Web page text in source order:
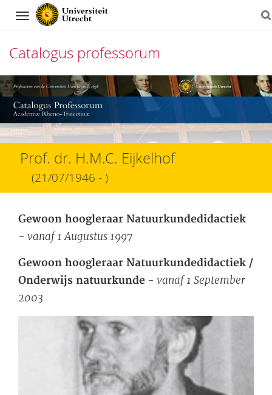
Navigation
Catalogus professorum
Direct
naar
het
inhoud
Prof. dr. H.M.C. Eijkelhof
(21/07/1946 - )
Gewoon hoogleraar Natuurkundedidactiek
- vanaf 1 Augustus 1997
Gewoon hoogleraar Natuurkundedidactiek /
Onderwijs natuurkunde - vanaf 1 September
2003